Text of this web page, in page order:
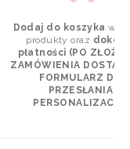
Dodaj do koszyka
produkty oraz
płatności (PO
ZAMÓWIENIA
FORMULARZ DO
PRZESŁANIA
PERSONALIZACJI).